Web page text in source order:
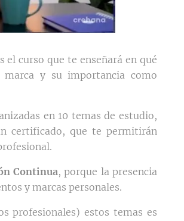
el curso que te enseñará en qué
marca y su importancia como
en 10 temas de estudio,
certificado, que te permitirán
Continua, porque la presencia
y marcas personales.
profesionales) estos temas es